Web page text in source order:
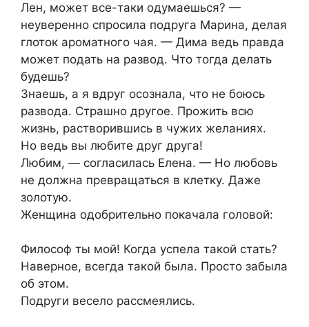
Лен, может все-таки одумаешься? —
неуверенно спросила подруга Марина, делая
глоток ароматного чая. — Дима ведь правда
может подать на развод. Что тогда делать
будешь?
Знаешь, а я вдруг осознала, что не боюсь
развода. Страшно другое. Прожить всю
жизнь, растворившись в чужих желаниях.
Но ведь вы любите друг друга!
Любим, — согласилась Елена. — Но любовь
не должна превращаться в клетку. Даже
золотую.
Женщина одобрительно покачала головой:
Философ ты мой! Когда успела такой стать?
Наверное, всегда такой была. Просто забыла
об этом.
Подруги весело рассмеялись.